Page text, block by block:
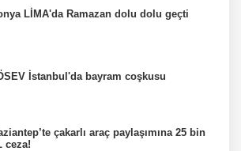
LİMA'da Ramazan dolu dolu geçti
İstanbul'da bayram coşkusu
çakarlı araç paylaşımına 25 bin
ceza!